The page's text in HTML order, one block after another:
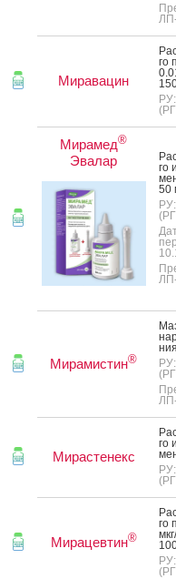
Миравацин
го
Мирамед®
Эвалар
го
50
Мирамистин®
Мирастенекс
го
Мирацевтин®
го